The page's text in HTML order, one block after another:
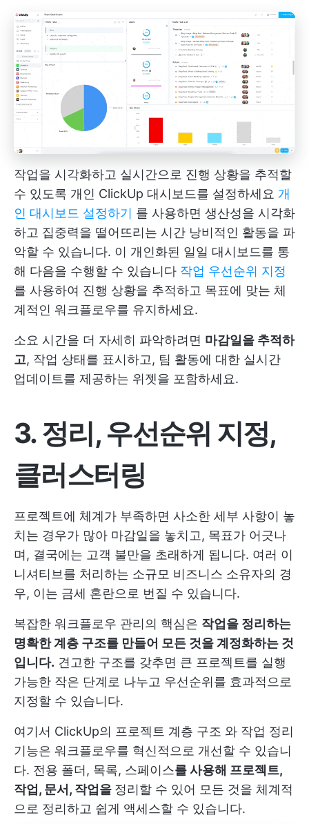
작업을 시각화하고 실시간으로 진행 상황을 추적할
수 있도록 개인 ClickUp 대시보드를 설정하세요 개
인 대시보드 설정하기 를 사용하면 생산성을 시각화
하고 집중력을 떨어뜨리는 시간 낭비적인 활동을 파
악할 수 있습니다. 이 개인화된 일일 대시보드를 통
해 다음을 수행할 수 있습니다 작업 우선순위 지정
를 사용하여 진행 상황을 추적하고 목표에 맞는 체
계적인 워크플로우를 유지하세요.
소요 시간을 더 자세히 파악하려면 마감일을 추적하
고, 작업 상태를 표시하고, 팀 활동에 대한 실시간
업데이트를 제공하는 위젯을 포함하세요.
3. 정리, 우선순위 지정,
클러스터링
프로젝트에 체계가 부족하면 사소한 세부 사항이 놓
치는 경우가 많아 마감일을 놓치고, 목표가 어긋나
며, 결국에는 고객 불만을 초래하게 됩니다. 여러 이
니셔티브를 처리하는 소규모 비즈니스 소유자의 경
우, 이는 금세 혼란으로 번질 수 있습니다.
복잡한 워크플로우 관리의 핵심은 작업을 정리하는
명확한 계층 구조를 만들어 모든 것을 계정화하는 것
입니다. 견고한 구조를 갖추면 큰 프로젝트를 실행
가능한 작은 단계로 나누고 우선순위를 효과적으로
지정할 수 있습니다.
여기서 ClickUp의 프로젝트 계층 구조 와 작업 정리
기능은 워크플로우를 혁신적으로 개선할 수 있습니
다. 전용 폴더, 목록, 스페이스를 사용해 프로젝트,
작업, 문서, 작업을 정리할 수 있어 모든 것을 체계적
으로 정리하고 쉽게 액세스할 수 있습니다.